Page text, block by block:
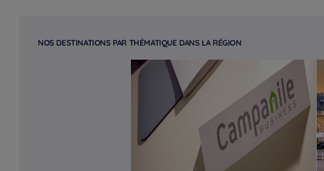
NOS DESTINATIONS PAR THÉMATIQUE DANS LA RÉGION